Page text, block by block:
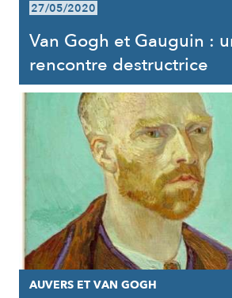
27/05/2020
Van Gogh et Gauguin :
rencontre destructrice
AUVERS ET VAN GOGH